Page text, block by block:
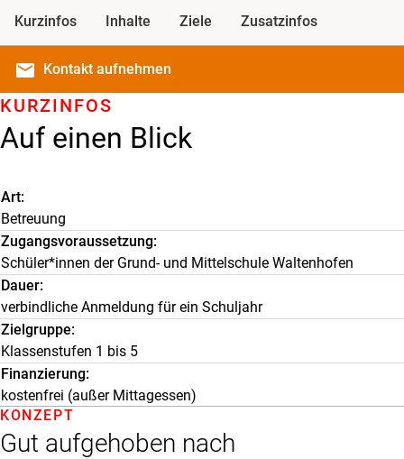
Kurzinfos Inhalte Ziele Zusatzinfos
email Kontakt aufnehmen
Auf einen Blick
KURZINFOS
Art
Betreuung
Zugangsvoraussetzung
Schüler*innen der Grund- und Mittelschule Waltenhofen
Dauer
verbindliche Anmeldung für ein Schuljahr
Zielgruppe
Klassenstufen 1 bis 5
Finanzierung
kostenfrei (außer Mittagessen)
Gut aufgehoben nach
KONZEPT